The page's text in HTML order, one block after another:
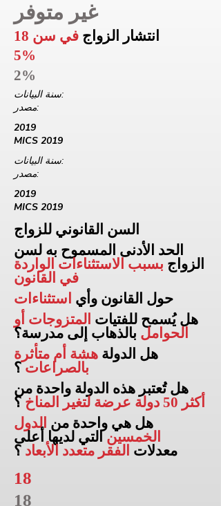
غير متوفر
انتشار الزواج في سن 18
5%
2%
سنة البيانات:
مصدر:
2019
MICS 2019
سنة البيانات:
مصدر:
2019
MICS 2019
السن القانوني للزواج
الحد الأدنى المسموح به لسن
الزواج بسبب الاستثناءات الواردة
في القانون
حول القانون وأي استثناءات
هل يُسمح للفتيات المتزوجات أو
الحوامل بالذهاب إلى مدرسة؟
هل الدولة هشة أم متأثرة
بالصراعات ؟
هل تُعتبر هذه الدولة واحدة من
أكثر 50 دولة عرضة لتغير المناخ
؟
هل هي واحدة من الدول
الخمسين التي لديها أعلى
معدلات الفقر متعدد الأبعاد ؟
18
18